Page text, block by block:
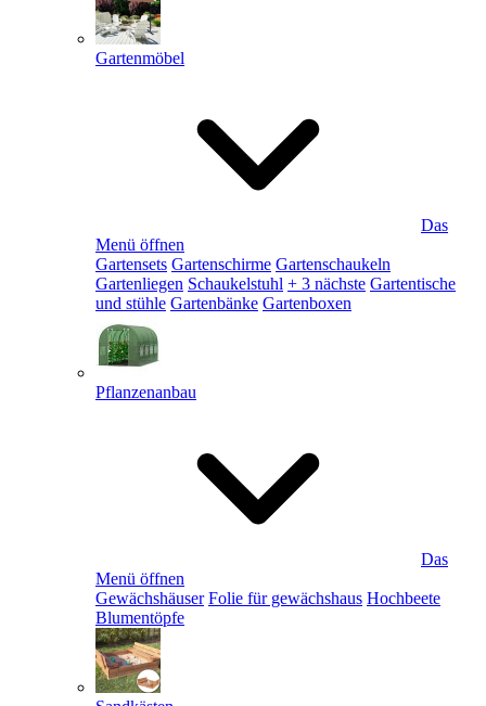
Gartenmöbel
Das
Menü öffnen
Gartensets Gartenschirme Gartenschaukeln
Gartenliegen Schaukelstuhl + 3 nächste Gartentische
und stühle Gartenbänke Gartenboxen
Pflanzenanbau
Das
Menü öffnen
Gewächshäuser Folie für gewächshaus Hochbeete
Blumentöpfe